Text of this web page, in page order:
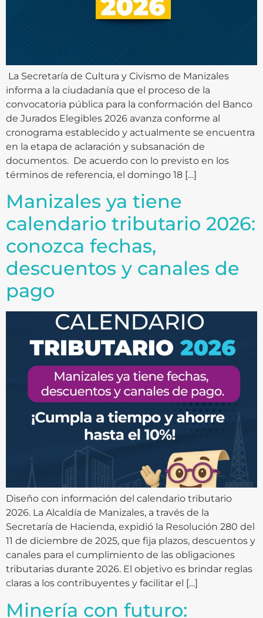
La Secretaría de Cultura y Civismo de Manizales
informa a la ciudadanía que el proceso de la
convocatoria pública para la conformación del Banco
de Jurados Elegibles 2026 avanza conforme al
cronograma establecido y actualmente se encuentra
en la etapa de aclaración y subsanación de
documentos. De acuerdo con lo previsto en los
términos de referencia, el domingo 18 […]
Manizales ya tiene
calendario tributario 2026:
conozca fechas,
descuentos y canales de
pago
Diseño con información del calendario tributario
2026. La Alcaldía de Manizales, a través de la
Secretaría de Hacienda, expidió la Resolución 280 del
11 de diciembre de 2025, que fija plazos, descuentos y
canales para el cumplimiento de las obligaciones
tributarias durante 2026. El objetivo es brindar reglas
claras a los contribuyentes y facilitar el […]
Minería con futuro: